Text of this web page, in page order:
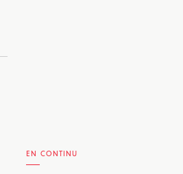
EN CONTINU